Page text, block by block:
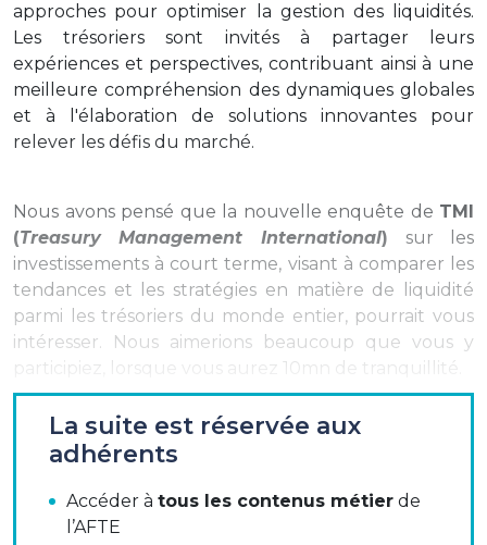
approches pour optimiser la gestion des liquidités.
Les trésoriers sont invités à partager leurs
expériences et perspectives, contribuant ainsi à une
meilleure compréhension des dynamiques globales
et à l'élaboration de solutions innovantes pour
relever les défis du marché.
Nous avons pensé que la nouvelle enquête de TMI
(Treasury Management International) sur les
investissements à court terme, visant à comparer les
tendances et les stratégies en matière de liquidité
parmi les trésoriers du monde entier, pourrait vous
intéresser. Nous aimerions beaucoup que vous y
participiez, lorsque vous aurez 10mn de tranquillité.
TMI s'est fixé un objectif de 5 000 euros de don à
appel de l'Unisef pour l'Ukraine
compter sur votre soutien.
La suite est réservée aux
adhérents
Accéder à tous les contenus métier de
l’AFTE